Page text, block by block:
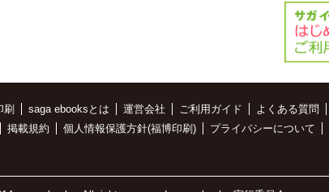
刷 saga ebooksとは 運営会社 ご利用ガイド よくある質問
掲載規約 個人情報保護方針(福博印刷) プライバシーについて